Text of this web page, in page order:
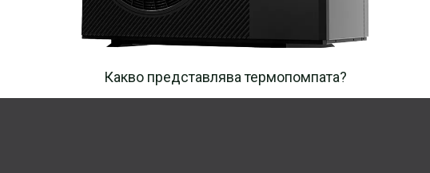
Какво представлява термопомпата?